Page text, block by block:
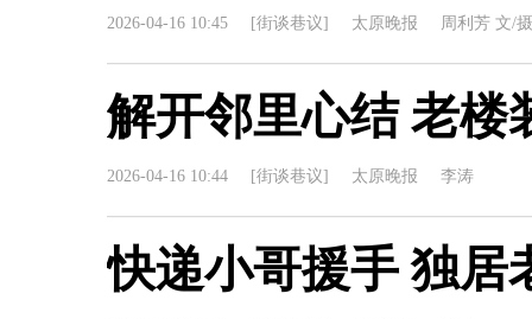
2026-04-16 10:45 [街谈巷议] 太原晚报 周利芳 文/摄
解开邻里心结 老楼
2026-04-16 10:44 [街谈巷议] 太原晚报 李涛
快递小哥援手 独居